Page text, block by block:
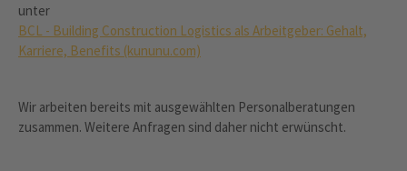
unter
BCL - Building Construction Logistics als Arbeitgeber: Gehalt,
Karriere, Benefits (kununu.com)
Wir arbeiten bereits mit ausgewählten Personalberatungen
zusammen. Weitere Anfragen sind daher nicht erwünscht.